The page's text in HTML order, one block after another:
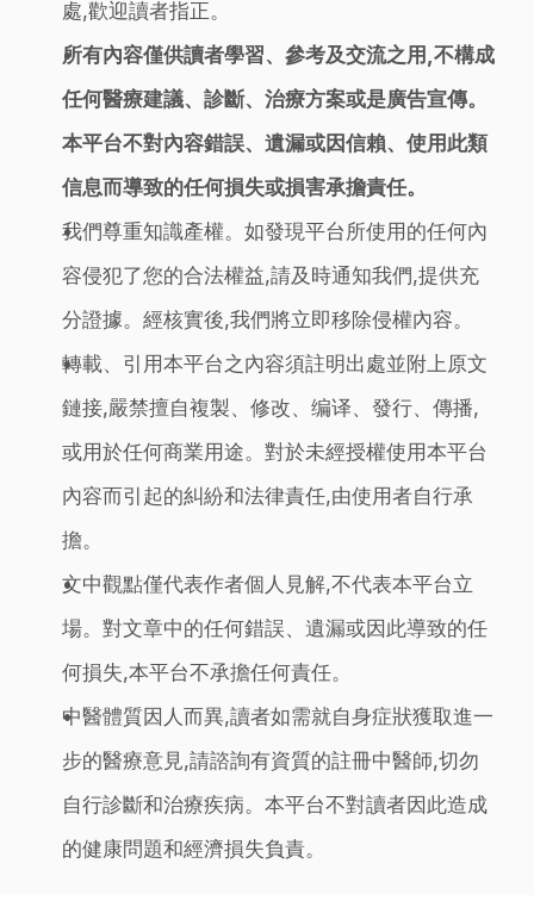
處,歡迎讀者指正。
所有內容僅供讀者學習、參考及交流之用,不構成
任何醫療建議、診斷、治療方案或是廣告宣傳。
本平台不對內容錯誤、遺漏或因信賴、使用此類
信息而導致的任何損失或損害承擔責任。
我們尊重知識產權。如發現平台所使用的任何內
容侵犯了您的合法權益,請及時通知我們,提供充
分證據。經核實後,我們將立即移除侵權內容。
轉載、引用本平台之內容須註明出處並附上原文
鏈接,嚴禁擅自複製、修改、编译、發行、傳播,
或用於任何商業用途。對於未經授權使用本平台
內容而引起的糾紛和法律責任,由使用者自行承
擔。
文中觀點僅代表作者個人見解,不代表本平台立
場。對文章中的任何錯誤、遺漏或因此導致的任
何損失,本平台不承擔任何責任。
中醫體質因人而異,讀者如需就自身症狀獲取進一
步的醫療意見,請諮詢有資質的註冊中醫師,切勿
自行診斷和治療疾病。本平台不對讀者因此造成
的健康問題和經濟損失負責。